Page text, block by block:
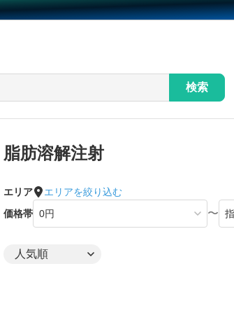
検索
脂肪溶解注射
エリア
エリアを絞り込む
価格帯
〜